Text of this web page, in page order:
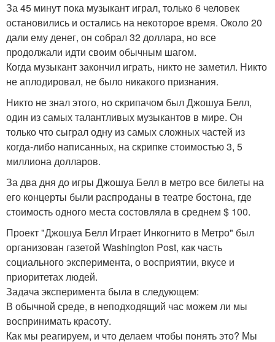
За 45 минут пока музыкант играл, только 6 человек
остановились и остались на некоторое время. Около 20
дали ему денег, он собрал 32 доллара, но все
продолжали идти своим обычным шагом.
Когда музыкант закончил играть, никто не заметил. Никто
не аплодировал, не было никакого признания.
Никто не знал этого, но скрипачом был Джошуа Белл,
один из самых талантливых музыкантов в мире. Он
только что сыграл одну из самых сложных частей из
когда-либо написанных, на скрипке стоимостью 3, 5
миллиона долларов.
За два дня до игры Джошуа Белл в метро все билеты на
его концерты были распроданы в театре бостона, где
стоимость одного места состовляла в среднем $ 100.
Проект "Джошуа Белл Играет Инкогнито в Метро" был
организован газетой Washington Post, как часть
социального эксперимента, о восприятии, вкусе и
приоритетах людей.
Задача эксперимента была в следующем:
В обычной среде, в неподходящий час можем ли мы
воспринимать красоту.
Как мы реагируем, и что делаем чтобы понять это? Мы